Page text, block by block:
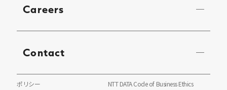
Careers
Contact
ポリシー NTT DATA Code of Business Ethics